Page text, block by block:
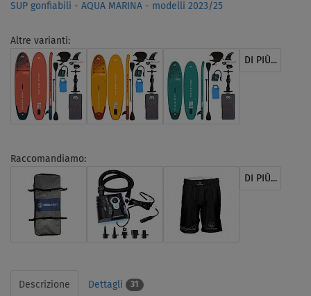
SUP gonfiabili - AQUA MARINA - modelli 2023/25
Altre varianti:
DI PIÙ...
Raccomandiamo:
DI PIÙ...
Descrizione Dettagli 31